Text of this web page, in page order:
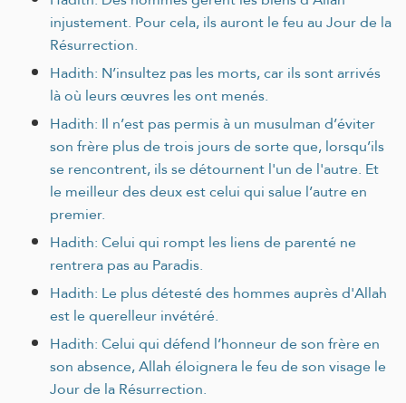
injustement. Pour cela, ils auront le feu au Jour de la
Résurrection.
Hadith: N’insultez pas les morts, car ils sont arrivés
là où leurs œuvres les ont menés.
Hadith: Il n’est pas permis à un musulman d’éviter
son frère plus de trois jours de sorte que, lorsqu’ils
se rencontrent, ils se détournent l'un de l'autre. Et
le meilleur des deux est celui qui salue l’autre en
premier.
Hadith: Celui qui rompt les liens de parenté ne
rentrera pas au Paradis.
Hadith: Le plus détesté des hommes auprès d'Allah
est le querelleur invétéré.
Hadith: Celui qui défend l’honneur de son frère en
son absence, Allah éloignera le feu de son visage le
Jour de la Résurrection.